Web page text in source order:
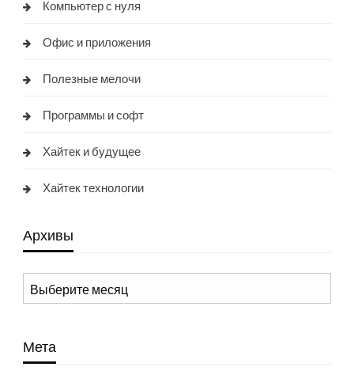
Компьютер с нуля
Офис и приложения
Полезные мелочи
Программы и софт
Хайтек и будущее
Хайтек технологии
Архивы
Архивы
Мета